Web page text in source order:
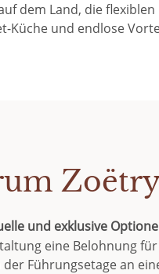
dem Land, die
Küche und endlose
und exklusive
eine Belohnung
Führungsetage an